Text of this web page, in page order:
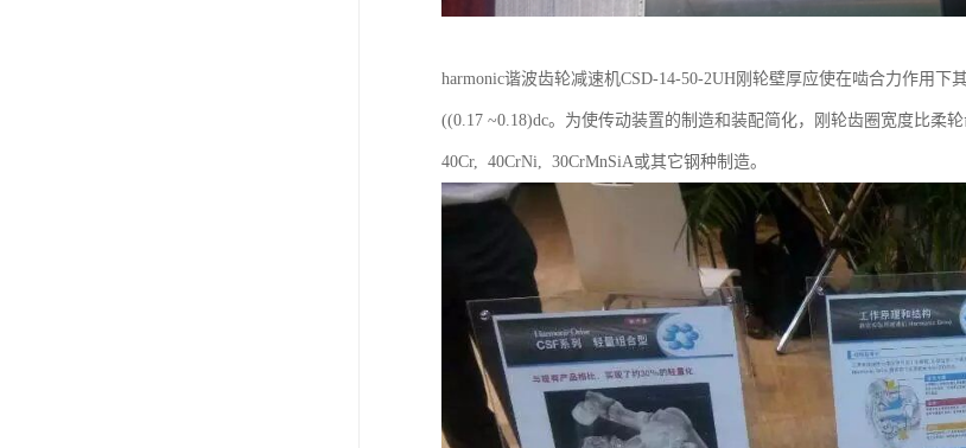
harmonic谐波齿轮减速机CSD-14-50-2UH刚轮壁厚应使在啮合力作用
((0.17 ~0.18)dc。为使传动装置的制造和装配简化，刚轮齿圈宽度比柔
40Cr, 40CrNi, 30CrMnSiA或其它钢种制造。